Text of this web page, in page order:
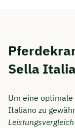
Sella
Um eine
Italiano zu